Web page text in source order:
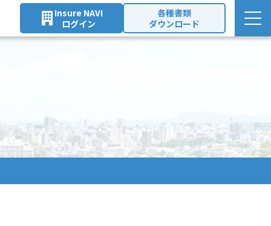
Insure NAVI
ログイン
各種書類
ダウンロード